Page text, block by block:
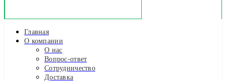
Главная
О компании
О нас
Вопрос-ответ
Сотрудничество
Доставка